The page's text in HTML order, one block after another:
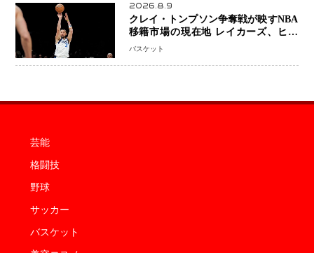
2026.8.9
クレイ・トンプソン争奪戦が映すNBA
移籍市場の現在地 レイカーズ、ヒー
トが注目する36歳の名シューターをマ
バスケット
芸能
格闘技
野球
サッカー
バスケット